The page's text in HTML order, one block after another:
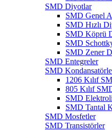
SMD Diyotlar
SMD Genel
SMD Hızlı
SMD Köprü
SMD
SMD Zener
SMD Entegreler
SMD
1206 Kılıf
805 Kılıf
SMD
SMD Tantal
SMD Mosfetler
SMD Transistörler